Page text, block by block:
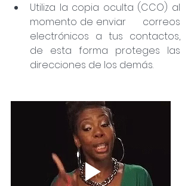
Utiliza la copia oculta (CCO) al
momento de enviar      correos
electrónicos a tus contactos,
de esta forma proteges las
direcciones de los demás.